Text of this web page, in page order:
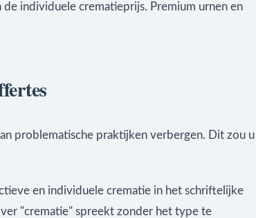
individuele crematieprijs. Premium urnen en
problematische praktijken verbergen. Dit zou u
en individuele crematie in het schriftelijke
"crematie" spreekt zonder het type te